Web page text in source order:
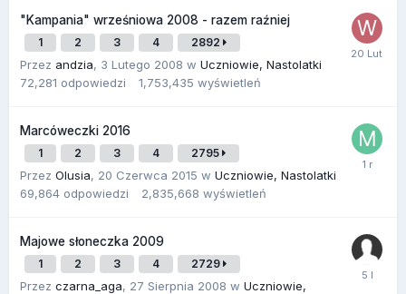
"Kampania" wrześniowa 2008 - razem raźniej
1 2 3 4 2892
Przez andzia, 3 Lutego 2008 w Uczniowie, Nastolatki
72,281 odpowiedzi 1,753,435 wyświetleń
Marcóweczki 2016
1 2 3 4 2795
Przez Olusia, 20 Czerwca 2015 w Uczniowie, Nastolatki
69,864 odpowiedzi 2,835,668 wyświetleń
Majowe słoneczka 2009
1 2 3 4 2729
Przez czarna_aga, 27 Sierpnia 2008 w Uczniowie,